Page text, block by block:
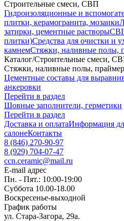
Строительные смеси, СВП
Гидроизоляционные и
плитки, керамогранита, мозаики
затирки, цементные растворы
плитки)Средства для очистки и
камнемСтяжки, наливные полы,
Каталог/Строительные смеси,
Стяжки, наливные полы,
Цементные составы для
анкеровки
Перейти в раздел
Шовные заполнители, герметики
Перейти в раздел
Доставка и оплатаИнформация
салонеКонтакты
8 (846) 270-90-97
8 (929) 704-07-47
ccn.ceramic@mail.ru
E-mail адрес
Пн. - Пят.: 10:00-19:00
Суббота 10.00-18.00
Воскресенье-выходной
График работы
ул. Стара-Загора, 29а.